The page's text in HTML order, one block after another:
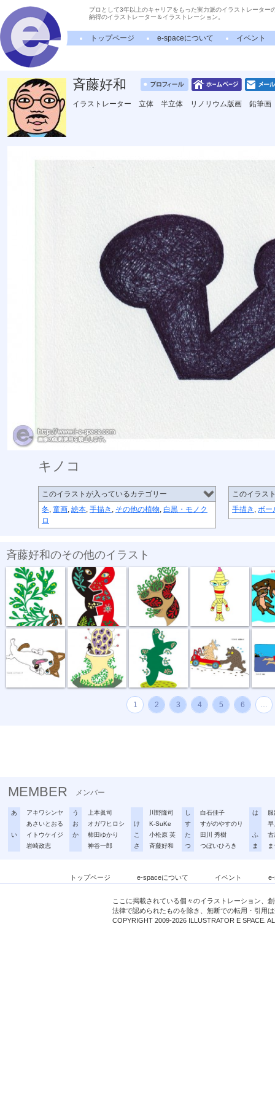
プロとして3年以上のキャリアをもった実力派のイラストレーター
納得のイラストレーター＆イラストレーション。
トップページ e-spaceについて イベント
斉藤好和
イラストレーター 立体 半立体 リノリウム版画 鉛筆画
キノコ
このイラストが入っているカテゴリー
冬, 童画, 絵本, 手描き , その他の植物, 白黒・モノク
ロ
このイラス
手描き , ボー
斉藤好和のその他のイラスト
植物のチカラ 組み合わせ 植木鉢
どう、このポ... おいしい匂い 新しい種 坂道登れば 遠泳
1 2 3 4 5 6 …
MEMBER メンバー
あ
アキワシンヤ
あさいとおる
い
イトウケイジ
岩崎政志
う
上本眞司
お
オガワヒロシ
か
柿田ゆかり
神谷一郎
川野隆司
け
K-SuKe
こ
小松原 英
さ
斉藤好和
し
白石佳子
す
すがのやすのり
た
田川 秀樹
つ
つぼいひろき
は
早
ふ
古
ま
トップページ e-spaceについて イベント
ここに掲載されている個々のイラストレーション、
法律で認められたものを除き、無断での転用・引用
COPYRIGHT 2009-2026 ILLUSTRATOR E SPACE.